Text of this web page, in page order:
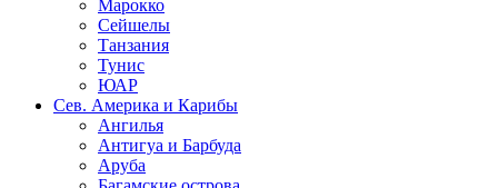
Марокко
Сейшелы
Танзания
Тунис
ЮАР
Сев. Америка и Карибы
Ангилья
Антигуа и Барбуда
Аруба